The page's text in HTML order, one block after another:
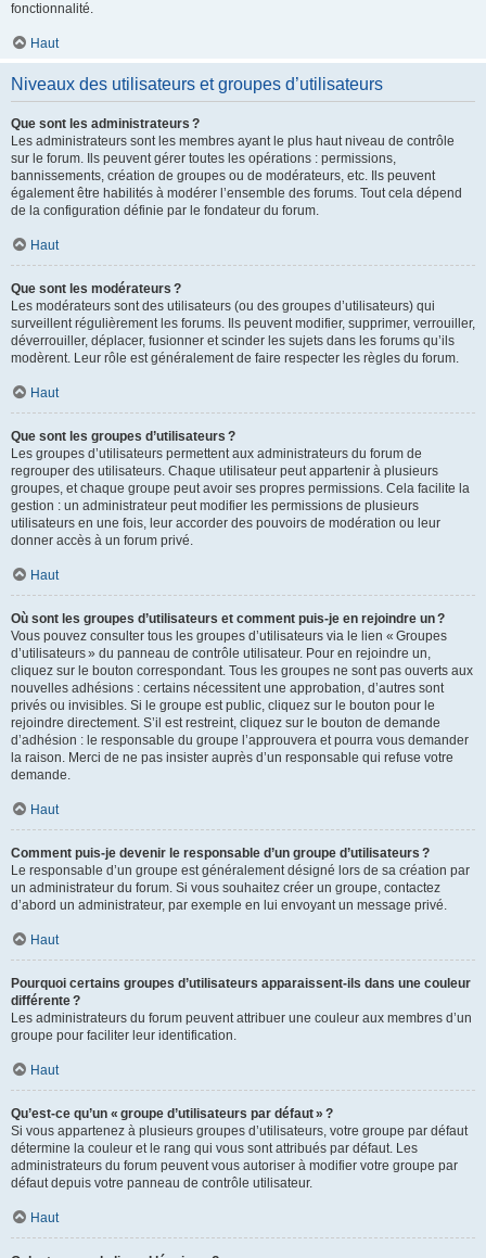
fonctionnalité.
Haut
Niveaux des utilisateurs et groupes d’utilisateurs
Que sont les administrateurs ?
Les administrateurs sont les membres ayant le plus haut niveau de contrôle
sur le forum. Ils peuvent gérer toutes les opérations : permissions,
bannissements, création de groupes ou de modérateurs, etc. Ils peuvent
également être habilités à modérer l’ensemble des forums. Tout cela dépend
de la configuration définie par le fondateur du forum.
Haut
Que sont les modérateurs ?
Les modérateurs sont des utilisateurs (ou des groupes d’utilisateurs) qui
surveillent régulièrement les forums. Ils peuvent modifier, supprimer, verrouiller,
déverrouiller, déplacer, fusionner et scinder les sujets dans les forums qu’ils
modèrent. Leur rôle est généralement de faire respecter les règles du forum.
Haut
Que sont les groupes d’utilisateurs ?
Les groupes d’utilisateurs permettent aux administrateurs du forum de
regrouper des utilisateurs. Chaque utilisateur peut appartenir à plusieurs
groupes, et chaque groupe peut avoir ses propres permissions. Cela facilite la
gestion : un administrateur peut modifier les permissions de plusieurs
utilisateurs en une fois, leur accorder des pouvoirs de modération ou leur
donner accès à un forum privé.
Haut
Où sont les groupes d’utilisateurs et comment puis-je en rejoindre un ?
Vous pouvez consulter tous les groupes d’utilisateurs via le lien « Groupes
d’utilisateurs » du panneau de contrôle utilisateur. Pour en rejoindre un,
cliquez sur le bouton correspondant. Tous les groupes ne sont pas ouverts aux
nouvelles adhésions : certains nécessitent une approbation, d’autres sont
privés ou invisibles. Si le groupe est public, cliquez sur le bouton pour le
rejoindre directement. S’il est restreint, cliquez sur le bouton de demande
d’adhésion : le responsable du groupe l’approuvera et pourra vous demander
la raison. Merci de ne pas insister auprès d’un responsable qui refuse votre
demande.
Haut
Comment puis-je devenir le responsable d’un groupe d’utilisateurs ?
Le responsable d’un groupe est généralement désigné lors de sa création par
un administrateur du forum. Si vous souhaitez créer un groupe, contactez
d’abord un administrateur, par exemple en lui envoyant un message privé.
Haut
Pourquoi certains groupes d’utilisateurs apparaissent-ils dans une couleur
différente ?
Les administrateurs du forum peuvent attribuer une couleur aux membres d’un
groupe pour faciliter leur identification.
Haut
Qu’est-ce qu’un « groupe d’utilisateurs par défaut » ?
Si vous appartenez à plusieurs groupes d’utilisateurs, votre groupe par défaut
détermine la couleur et le rang qui vous sont attribués par défaut. Les
administrateurs du forum peuvent vous autoriser à modifier votre groupe par
défaut depuis votre panneau de contrôle utilisateur.
Haut